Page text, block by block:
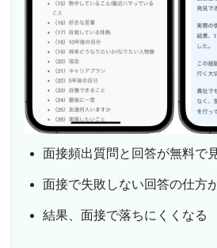
面接頻出質問と回答が無料で
面接で失敗しない回答の仕方
結果、面接で落ちにくくなる